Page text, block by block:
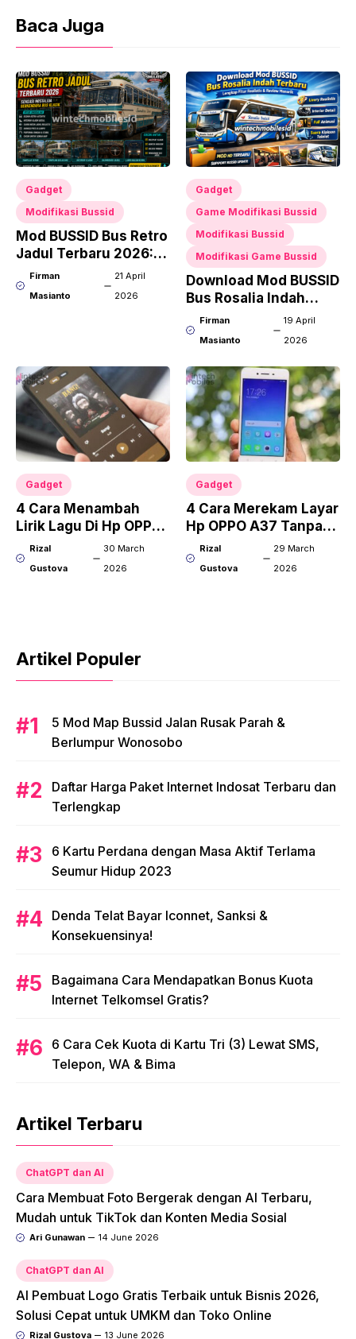
Baca Juga
Gadget
Modifikasi Bussid
Mod BUSSID Bus Retro
Jadul Terbaru 2026:
Sensasi Nostalgia
Berkendara Bus Klasik
Firman
Masianto
21 April
2026
Gadget
Game Modifikasi Bussid
Modifikasi Bussid
Modifikasi Game Bussid
Download Mod BUSSID
Bus Rosalia Indah
Terbaru, Lengkap
Fitur Realistis dan
Firman
Masianto
19 April
2026
Gadget
4 Cara Menambah
Lirik Lagu Di Hp OPPO
Anti Ribet!
Rizal
Gustova
30 March
2026
Gadget
4 Cara Merekam Layar
Hp OPPO A37 Tanpa
Aplikasi!
Rizal
Gustova
29 March
2026
Artikel Populer
5 Mod Map Bussid Jalan Rusak Parah &
Berlumpur Wonosobo
Daftar Harga Paket Internet Indosat Terbaru dan
Terlengkap
6 Kartu Perdana dengan Masa Aktif Terlama
Seumur Hidup 2023
Denda Telat Bayar Iconnet, Sanksi &
Konsekuensinya!
Bagaimana Cara Mendapatkan Bonus Kuota
Internet Telkomsel Gratis?
6 Cara Cek Kuota di Kartu Tri (3) Lewat SMS,
Telepon, WA & Bima
Artikel Terbaru
ChatGPT dan AI
Cara Membuat Foto Bergerak dengan AI Terbaru,
Mudah untuk TikTok dan Konten Media Sosial
Ari Gunawan 14 June 2026
ChatGPT dan AI
AI Pembuat Logo Gratis Terbaik untuk Bisnis 2026,
Solusi Cepat untuk UMKM dan Toko Online
Rizal Gustova 13 June 2026